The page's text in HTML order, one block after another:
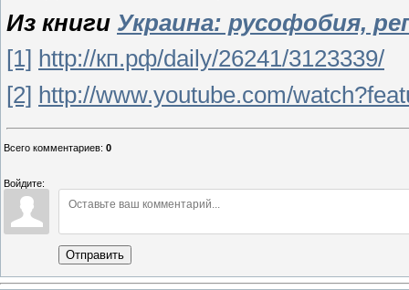
Из книги Украина: русофобия,
[1] http://кп.рф/daily/26241/3123339/
[2] http://www.youtube.com/
Всего комментариев: 0
Войдите:
Отправить